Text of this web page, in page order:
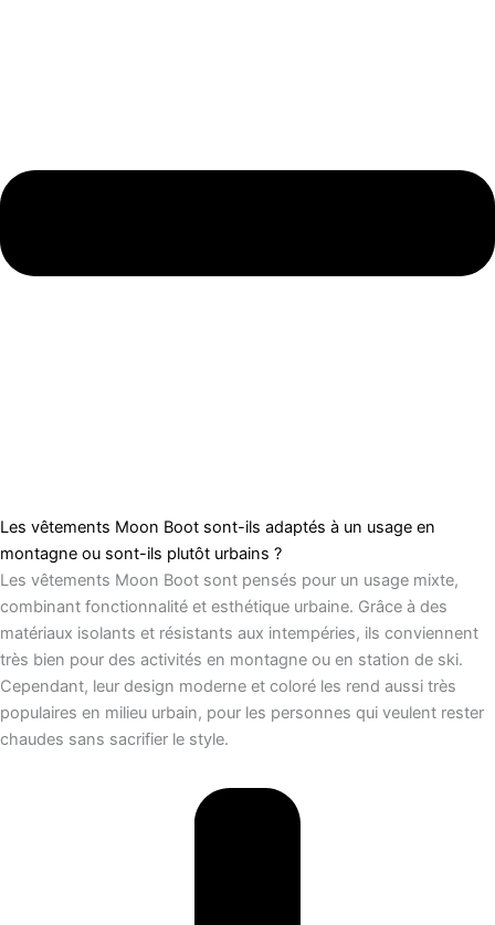
Les vêtements Moon Boot sont-ils adaptés à un usage en
montagne ou sont-ils plutôt urbains ?
Les vêtements Moon Boot sont pensés pour un usage mixte,
combinant fonctionnalité et esthétique urbaine. Grâce à des
matériaux isolants et résistants aux intempéries, ils conviennent
très bien pour des activités en montagne ou en station de ski.
Cependant, leur design moderne et coloré les rend aussi très
populaires en milieu urbain, pour les personnes qui veulent rester
chaudes sans sacrifier le style.